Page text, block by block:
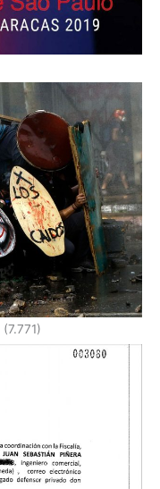
(7.771)